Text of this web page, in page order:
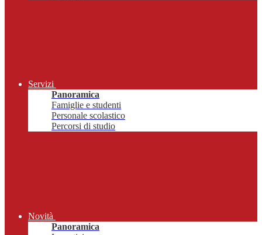
Servizi
Panoramica
Famiglie e studenti
Personale scolastico
Percorsi di studio
Novità
Panoramica